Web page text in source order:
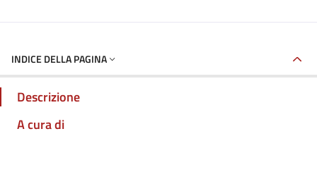
INDICE DELLA PAGINA
Descrizione
A cura di